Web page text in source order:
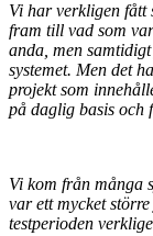
Vi har verkligen fått
fram till vad som
anda, men
systemet. Men det
projekt som
på daglig basis och
Vi kom från många
var ett mycket
testperioden